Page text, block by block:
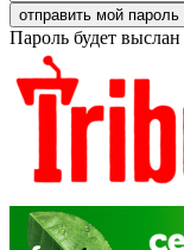
Пароль будет